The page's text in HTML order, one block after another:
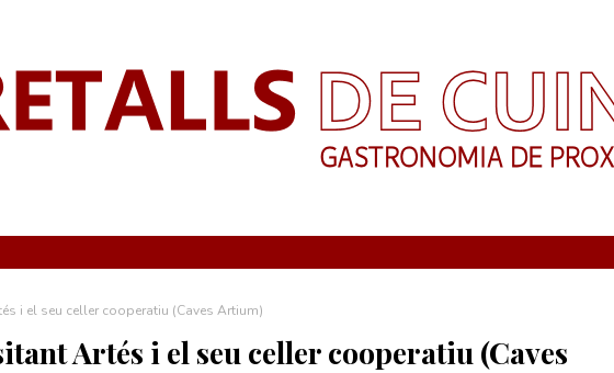
i el seu celler cooperatiu (Caves Artium)
Artés i el seu celler cooperatiu (Caves